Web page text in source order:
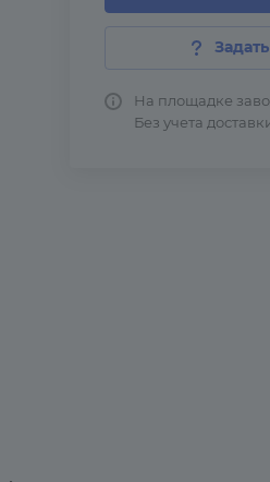
На площадке
Без учета